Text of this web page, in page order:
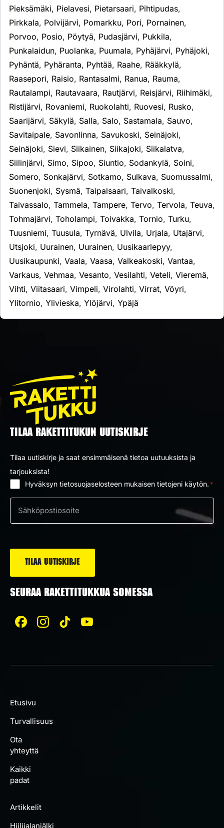
Pieksämäki, Pielavesi, Pietarsaari, Pihtipudas,
Pirkkala, Polvijärvi, Pomarkku, Pori, Pornainen,
Porvoo, Posio, Pöytyä, Pudasjärvi, Pukkila,
Punkalaidun, Puolanka, Puumala, Pyhäjärvi, Pyhäjoki,
Pyhäntä, Pyhäranta, Pyhtää, Raahe, Rääkkylä,
Raasepori, Raisio, Rantasalmi, Ranua, Rauma,
Rautalampi, Rautavaara, Rautjärvi, Reisjärvi, Riihimäki,
Ristijärvi, Rovaniemi, Ruokolahti, Ruovesi, Rusko,
Saarijärvi, Säkylä, Salla, Salo, Sastamala, Sauvo,
Savitaipale, Savonlinna, Savukoski, Seinäjoki,
Seinäjoki, Sievi, Siikainen, Siikajoki, Siikalatva,
Siilinjärvi, Simo, Sipoo, Siuntio, Sodankylä, Soini,
Somero, Sonkajärvi, Sotkamo, Sulkava, Suomussalmi,
Suonenjoki, Sysmä, Taipalsaari, Taivalkoski,
Taivassalo, Tammela, Tampere, Tervo, Tervola, Teuva,
Tohmajärvi, Toholampi, Toivakka, Tornio, Turku,
Tuusniemi, Tuusula, Tyrnävä, Ulvila, Urjala, Utajärvi,
Utsjoki, Uurainen, Uurainen, Uusikaarlepyy,
Uusikaupunki, Vaala, Vaasa, Valkeakoski, Vantaa,
Varkaus, Vehmaa, Vesanto, Vesilahti, Veteli, Vieremä,
Vihti, Viitasaari, Vimpeli, Virolahti, Virrat, Vöyri,
Ylitornio, Ylivieska, Ylöjärvi, Ypäjä
TILAA RAKETTITUKUN UUTISKIRJE
Tilaa uutiskirje ja saat ensimmäisenä tietoa uutuuksista ja
tarjouksista!
Hyväksyn tietosuojaselosteen mukaisen tietojeni käytön. *
Sähköposti
SEURAA RAKETTITUKKUA SOMESSA
Etusivu
Turvallisuus
Ota
yhteyttä
Kaikki
padat
Artikkelit
Hiilijalanjälki